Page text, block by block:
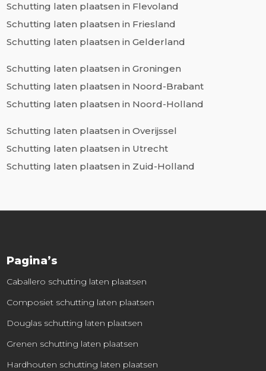
Schutting laten plaatsen in Flevoland
Schutting laten plaatsen in Friesland
Schutting laten plaatsen in Gelderland
Schutting laten plaatsen in Groningen
Schutting laten plaatsen in Noord-Brabant
Schutting laten plaatsen in Noord-Holland
Schutting laten plaatsen in Overijssel
Schutting laten plaatsen in Utrecht
Schutting laten plaatsen in Zuid-Holland
Pagina’s
Caballero schutting laten plaatsen
Composiet schutting laten plaatsen
Douglas schutting laten plaatsen
Grenen schutting laten plaatsen
Hardhouten schutting laten plaatsen